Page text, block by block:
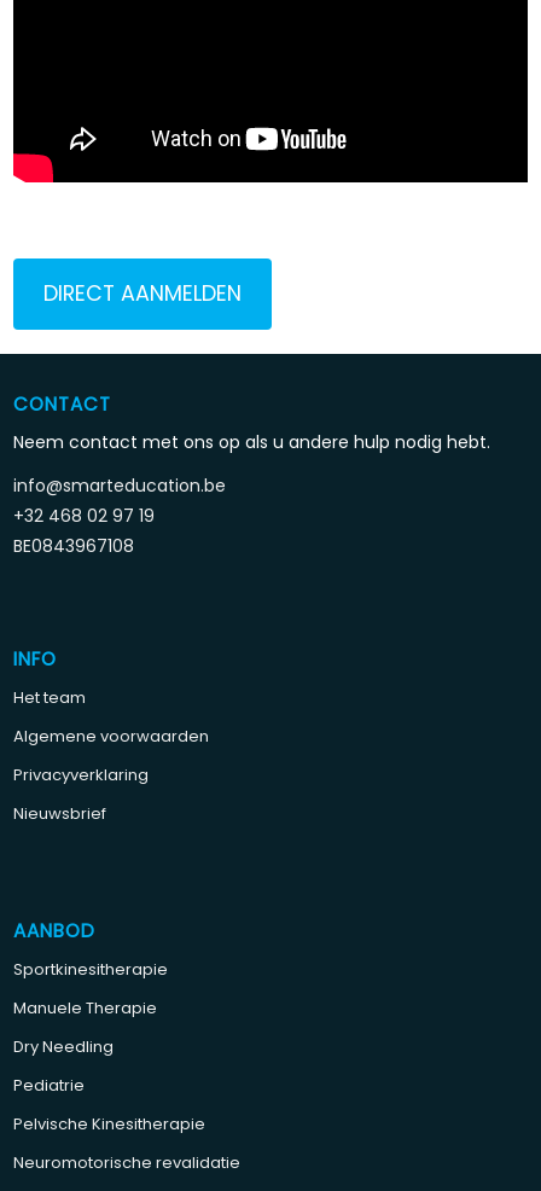
DIRECT AANMELDEN
CONTACT
Neem contact met ons op als u andere hulp nodig hebt.
info@smarteducation.be
+32 468 02 97 19
BE0843967108
INFO
Het team
Algemene voorwaarden
Privacyverklaring
Nieuwsbrief
AANBOD
Sportkinesitherapie
Manuele Therapie
Dry Needling
Pediatrie
Pelvische Kinesitherapie
Neuromotorische revalidatie